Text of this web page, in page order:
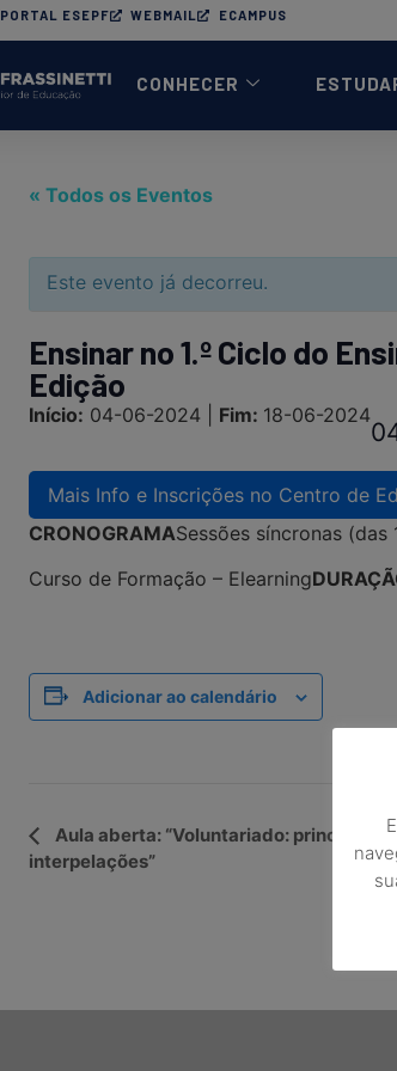
PORTAL ESEPF WEBMAIL ECAMPUS
CONHECER
« Todos os Eventos
Este evento já decorreu.
Ensinar no 1.º Ciclo do
Edição
Início: 04-06-2024 | Fim: 18-06-2024
Mais Info e Inscrições no Centro de
CRONOGRAMASessões síncronas (das
Curso de Formação – Elearning
Adicionar ao calendário
Navegação
do
Aula aberta: “Voluntariado: princípios,
interpelações”